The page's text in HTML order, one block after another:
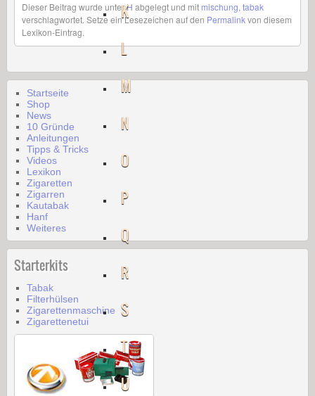
K
L
M
N
O
P
Q
R
S
T
U
Dieser Beitrag wurde unterH abgelegt und mit mischung, tabak
verschlagwortet. Setze ein Lesezeichen auf den Permalinkvon diesem
Lexikon-Eintrag.
Startseite
Shop
News
10 Gründe
Anleitungen
Tipps & Tricks
Videos
Lexikon
Zigaretten
Zigarren
Kautabak
Hanf
Weiteres
Starterkits
Tabak
Filterhülsen
Zigarettenmaschine
Zigarettenetui